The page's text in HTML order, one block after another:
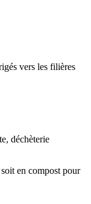
vers les filières
déchèterie
en compost pour